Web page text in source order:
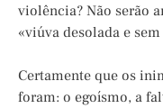
violência? Não serão
«viúva desolada e
Certamente que os
foram: o egoísmo, a